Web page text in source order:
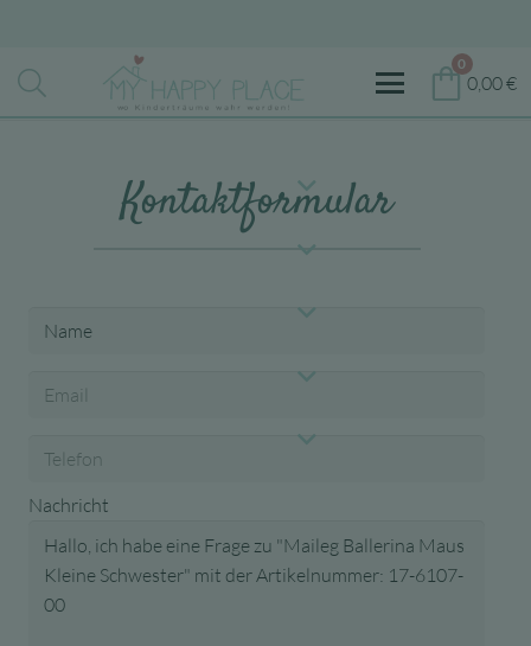
0
0,00€
Kontaktformular
Nachricht